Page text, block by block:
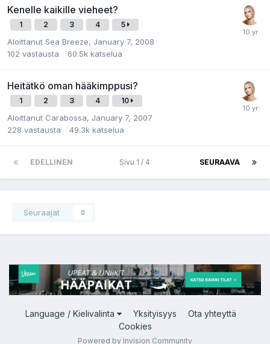
Kenelle kaikille vieheet?
1 2 3 4 5
Aloittanut Sea Breeze, January 7, 2008
102 vastausta 60.5k katselua
Heitätkö oman hääkimppusi?
1 2 3 4 10
Aloittanut Carabossa, January 7, 2007
228 vastausta 49.3k katselua
EDELLINEN SEURAAVA
Sivu 1 / 4
Seuraajat 0
Language / Kielivalinta Yksityisyys
Ota yhteyttä
Cookies
Powered by Invision Community